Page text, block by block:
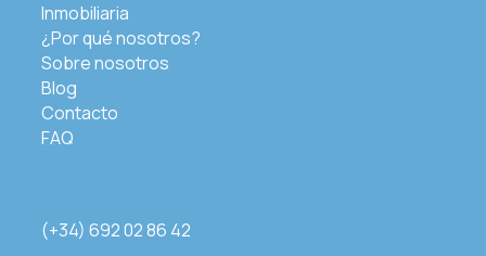
Inmobiliaria
¿Por qué nosotros?
Sobre nosotros
Blog
Contacto
FAQ
(+34) 692 02 86 42